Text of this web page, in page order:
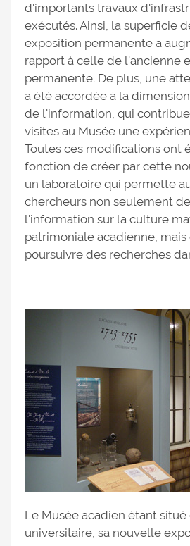
d'importants travaux
exécutés. Ainsi, la superficie
exposition permanente a
rapport à celle de l'ancienne
permanente. De plus, une
a été accordée à la
de l'information, qui
visites au Musée une
Toutes ces modifications ont
fonction de créer par cette
un laboratoire qui permette
chercheurs non seulement
l'information sur la culture
patrimoniale acadienne,
poursuivre des recherches
Le Musée acadien étant
universitaire, sa nouvelle